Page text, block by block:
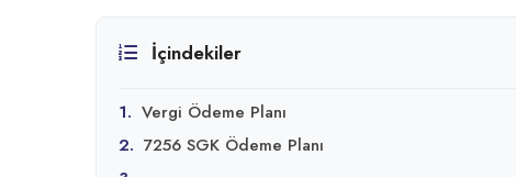
İçindekiler
1. Vergi Ödeme Planı
2. 7256 SGK Ödeme Planı